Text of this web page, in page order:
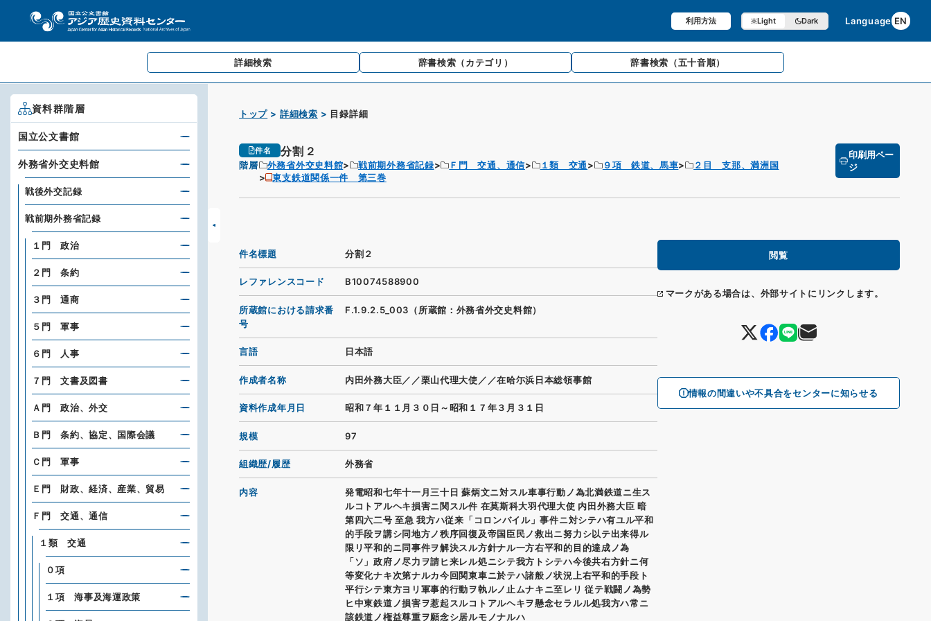
利用方法 Light Dark Language EN
詳細検索 辞書検索 （カテゴリ） 辞書検索 （五十音順）
トップ 詳細検索 目録詳細
件名 分割２
階層 外務省外交史料館 戦前期外務省記録 Ｆ門 交通、通信 １類 交通 ９項 鉄道、馬車
２目 支那、満洲国
東支鉄道関係一件 第三巻
印刷用ペー
ジ
閲覧
マークがある場合は、外部サイトにリンクします。
情報の間違いや不具合をセンターに知らせる
件名標題 分割２
レファレンスコード B10074588900
所蔵館における請求番
号
F.1.9.2.5_003（所蔵館：外務省外交史料館）
言語 日本語
作成者名称 内田外務大臣／／栗山代理大使／／在哈尓浜日本総領事館
資料作成年月日 昭和７年１１月３０日～昭和１７年３月３１日
規模 97
組織歴/履歴 外務省
内容
発電昭和七年十一月三十日 蘇炳文ニ対スル車事行動ノ為北満鉄道ニ生ス
ルコトアルヘキ損害ニ関スル件 在莫斯科大羽代理大使 内田外務大臣 暗
第四六二号 至急 我方ハ従来「コロンバイル」事件ニ対シテハ有ユル平和
的手段ヲ講シ同地方ノ秩序回復及帝国臣民ノ救出ニ努力シ以テ出来得ル
限リ平和的ニ同事件ヲ解決スル方針ナル一方右平和的目的達成ノ為
「ソ」政府ノ尽力ヲ請ヒ来レル処ニシテ我方トシテハ今後共右方針ニ何
等変化ナキ次第ナルカ今回関東車ニ於テハ諸般ノ状況上右平和的手段ト
平行シテ東方ヨリ軍事的行動ヲ執ルノ止ムナキニ至レリ 従テ戦闘ノ為勢
ヒ中東鉄道ノ損害ヲ惹起スルコトアルヘキヲ懸念セラルル処我方ハ常ニ
該鉄道ノ権益尊重ヲ願念シ居ルモノナルハ
資料群階層
国立公文書館
外務省外交史料館
戦後外交記録
戦前期外務省記録
１門 政治
２門 条約
３門 通商
５門 軍事
６門 人事
７門 文書及図書
Ａ門 政治、外交
Ｂ門 条約、協定、国際会議
Ｃ門 軍事
Ｅ門 財政、経済、産業、貿易
Ｆ門 交通、通信
１類 交通
０項
１項 海事及海運政策